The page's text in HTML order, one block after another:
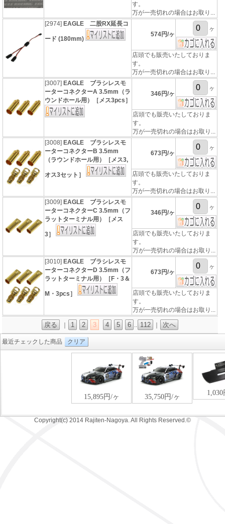
す。
万が一売切れの場合はお取り...
[2974] EAGLE 二股RX延長コ
ード (180mm)
574円/ヶ
ヶ
店頭でも販売いたしておりま
す。
万が一売切れの場合はお取り...
[3007] EAGLE ブラシレスモ
ーターコネクターA 3.5mm（ラ
ウンドホール用）［メス3pcs］
346円/ヶ
ヶ
店頭でも販売いたしておりま
す。
万が一売切れの場合はお取り...
[3008] EAGLE ブラシレスモ
ーターコネクターB 3.5mm
（ラウンドホール用）［メス3,
オス3セット］
673円/ヶ
ヶ
店頭でも販売いたしておりま
す。
万が一売切れの場合はお取り...
[3009] EAGLE ブラシレスモ
ーターコネクターC 3.5mm（フ
ラットターミナル用）［メス
3］
346円/ヶ
ヶ
店頭でも販売いたしておりま
す。
万が一売切れの場合はお取り...
[3010] EAGLE ブラシレスモ
ーターコネクターD 3.5mm（フ
ラットターミナル用）［F・3＆
M・3pcs］
673円/ヶ
ヶ
店頭でも販売いたしておりま
す。
万が一売切れの場合はお取り...
戻る 1 2 3 4 5 6 .. 112 次へ
最近チェックした商品 クリア
Copyright(c) 2014 Rajiten-Nagoya. All Rights Reserved.©